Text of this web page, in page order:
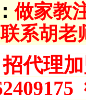
：做家教
系胡老
招代理